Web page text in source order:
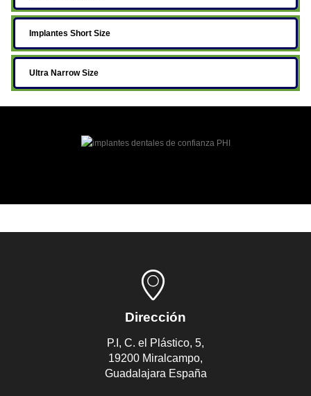
Implantes Short Size
Ultra Narrow Size
Dirección
P.I, C. el Plástico, 5,
19200 Miralcampo,
Guadalajara España